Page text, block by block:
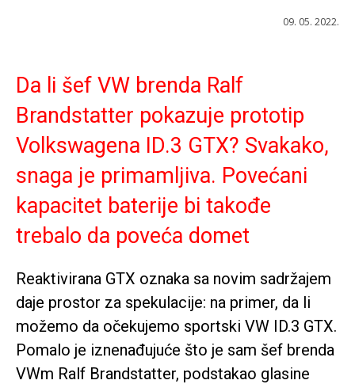
09. 05. 2022.
Da li šef VW brenda Ralf
Brandstatter pokazuje prototip
Volkswagena ID.3 GTX? Svakako,
snaga je primamljiva. Povećani
kapacitet baterije bi takođe
trebalo da poveća domet
Reaktivirana GTX oznaka sa novim sadržajem
daje prostor za spekulacije: na primer, da li
možemo da očekujemo sportski VW ID.3 GTX.
Pomalo je iznenađujuće što je sam šef brenda
VWm Ralf Brandstatter, podstakao glasine